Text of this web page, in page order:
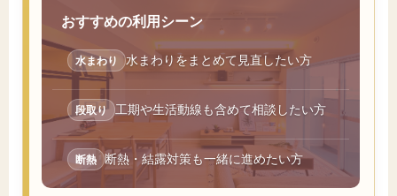
おすすめの利用シーン
水まわり 水まわりをまとめて見直したい方
段取り 工期や生活動線も含めて相談したい方
断熱 断熱・結露対策も一緒に進めたい方